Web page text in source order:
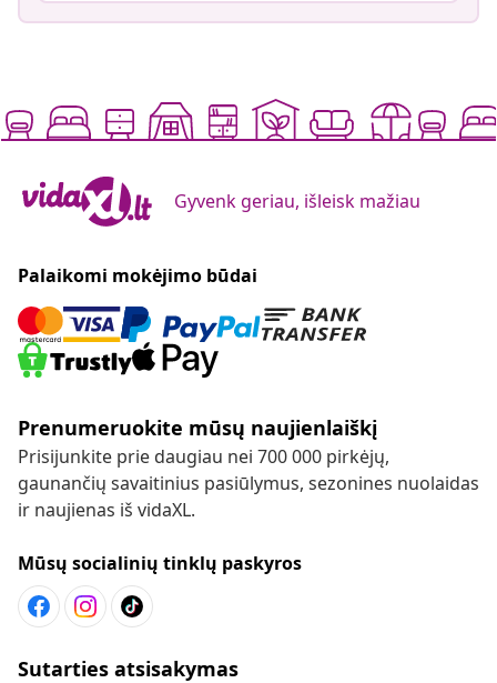
Gyvenk geriau, išleisk mažiau
Palaikomi mokėjimo būdai
Prenumeruokite mūsų naujienlaiškį
Prisijunkite prie daugiau nei 700 000 pirkėjų,
gaunančių savaitinius pasiūlymus, sezonines nuolaidas
ir naujienas iš vidaXL.
Mūsų socialinių tinklų paskyros
Sutarties atsisakymas